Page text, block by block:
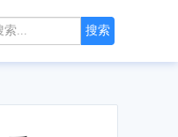
搜索